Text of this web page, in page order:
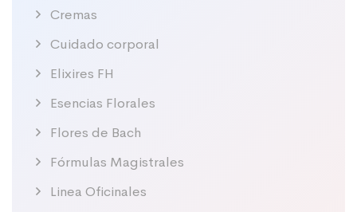
Cremas
Cuidado corporal
Elixires FH
Esencias Florales
Flores de Bach
Fórmulas Magistrales
Linea Oficinales